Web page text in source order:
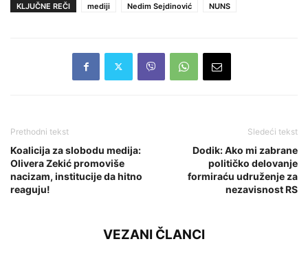
KLJUČNE REČI mediji Nedim Sejdinović NUNS
Prethodni tekst
Koalicija za slobodu medija:
Olivera Zekić promoviše
nacizam, institucije da hitno
reaguju!
Sledeći tekst
Dodik: Ako mi zabrane
političko delovanje
formiraću udruženje za
nezavisnost RS
VEZANI ČLANCI